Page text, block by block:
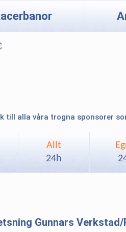
till alla våra trogna sponsorer
Allt
24h
Gunnars